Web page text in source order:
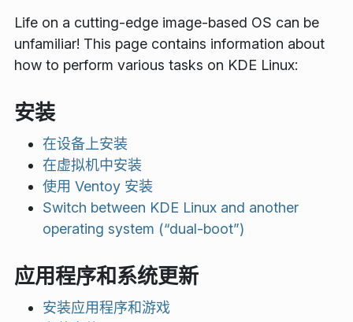
Life on a cutting-edge image-based OS can be
unfamiliar! This page contains information about
how to perform various tasks on KDE Linux:
安装
在设备上安装
在虚拟机中安装
使用 Ventoy 安装
Switch between KDE Linux and another
operating system (“dual-boot”)
应用程序和系统更新
安装应用程序和游戏